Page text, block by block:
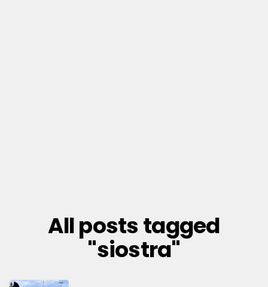
All posts tagged
"siostra"